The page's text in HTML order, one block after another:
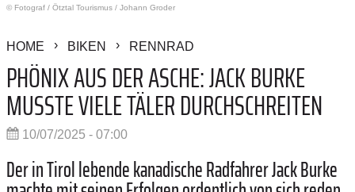
© Fotograf / Ötztal Tourismus / Johann Groder
HOME BIKEN RENNRAD
PHÖNIX AUS DER ASCHE: JACK BURKE
MUSSTE VIELE TÄLER DURCHSCHREITEN
10/07/2025 - 07:00
Der in Tirol lebende kanadische Radfahrer Jack Burke